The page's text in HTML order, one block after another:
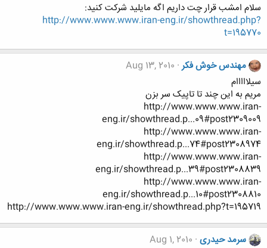
سلام امشب قرار چت داریم اگه مایلید شرکت کنید:
http://www.www.www.iran-eng.ir/showthread.php?
t=195770
مهندس خوش فکر Aug 13, 2010
سیلااااام
مریم به این چند تا تاپیک سر بزن
http://www.www.www.iran-
eng.ir/showthread.p...09#post2309009
http://www.www.www.iran-
eng.ir/showthread.p...74#post2308974
http://www.www.www.iran-
eng.ir/showthread.p...39#post2308839
http://www.www.www.iran-
eng.ir/showthread.p...10#post2308810
http://www.www.www.iran-eng.ir/showthread.php?t=195719
سرمد حیدری Aug 1, 2010